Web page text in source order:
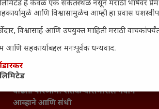
₹370 ची बिर्याणी” आणि हरवत चाललेली
संवेदनशीलता : आजच्या तरुणांच्या मनात
नेमकं काय चाललंय?
यश आणि आत्मविश्वास: स्वप्नांना वास्तवात
बदलण्याची शक्ती
महाराष्ट्रातील बदलत्या हवामानाचा शेतीवर
वाढता परिणाम: शेतकऱ्यांसमोरील नवीन
आव्हाने आणि संधी
हे केवळ एक संकेतस्थळ नसून मराठी भाषेवर
आणि विश्वासामुळेच आम्ही हा प्रवास
विश्वासार्ह आणि उपयुक्त माहिती मराठी
आणि सहकार्याबद्दल मनःपूर्वक धन्यवाद.